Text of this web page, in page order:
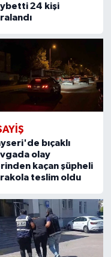
24 kişi
bıçaklı
olay
kaçan şüpheli
teslim oldu